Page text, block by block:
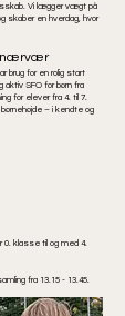
Vi lægger vægt på
skaber en hverdag, hvor
nærvær
brug for en rolig start
aktiv SFO for børn fra
for elever fra 4. til 7.
– i kendte og
0. klasse til og med 4.
fra 13.15 - 13.45.